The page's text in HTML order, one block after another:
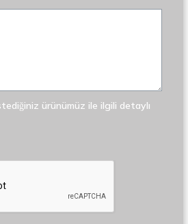
ürünümüz ile ilgili detaylı